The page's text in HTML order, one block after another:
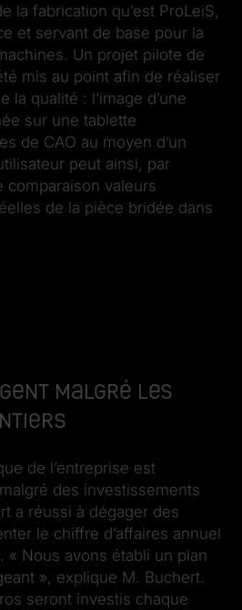
la fabrication qu’est ProLeiS,
et servant de base pour la
Un projet pilote de
mis au point afin de réaliser
la qualité : l’image d’une
sur une tablette
de CAO au moyen d’un
peut ainsi, par
comparaison valeurs
de la pièce bridée dans
malgré les
de l’entreprise est
des investissements
a réussi à dégager des
le chiffre d’affaires annuel
« Nous avons établi un plan
», explique M. Buchert.
seront investis chaque